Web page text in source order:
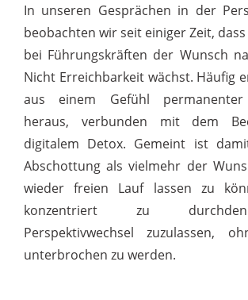
In unseren Gesprächen in der
beobachten wir seit einiger Zeit,
bei Führungskräften der Wunsch
Nicht Erreichbarkeit wächst. Häufig
aus einem Gefühl permanenter
heraus, verbunden mit dem
digitalem Detox. Gemeint ist
Abschottung als vielmehr der
wieder freien Lauf lassen zu
konzentriert zu
Perspektivwechsel zuzulassen,
unterbrochen zu werden.